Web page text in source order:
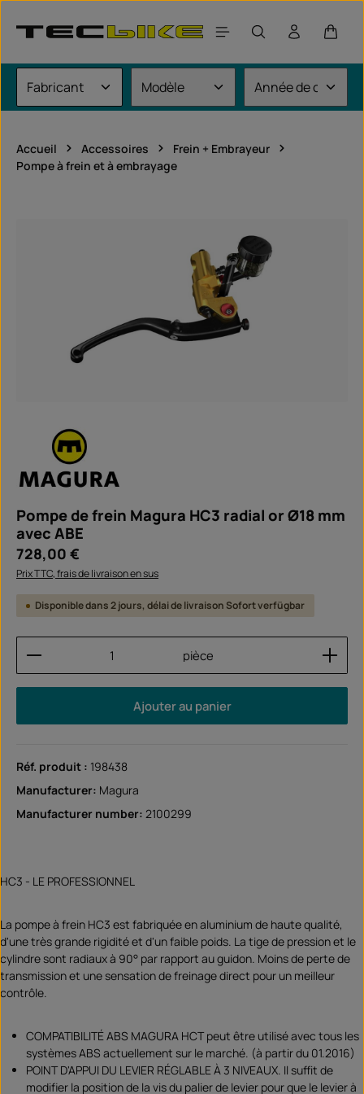
Le
Accueil Accessoires
Frein + Embrayeur
Pompe à frein et à embrayage
Pompe de frein Magura HC3 radial or Ø18 mm
avec ABE
Prix régulier :
728,00 €
Prix TTC, frais de livraison en sus
Disponible dans 2 jours, délai de livraison Sofort verfügbar
Quantité de produit : Entrez la quantité
pièce
Ajouter au panier
Réf. produit : 198438
Manufacturer: Magura
Manufacturer number: 2100299
HC3 - LE PROFESSIONNEL
La pompe à frein HC3 est fabriquée en aluminium de haute qualité,
d'une très grande rigidité et d'un faible poids. La tige de pression et le
cylindre sont radiaux à 90° par rapport au guidon. Moins de perte de
transmission et une sensation de freinage direct pour un meilleur
contrôle.
COMPATIBILITÉ ABS MAGURA HCT peut être utilisé avec tous les
systèmes ABS actuellement sur le marché. (à partir du 01.2016)
POINT D'APPUI DU LEVIER RÉGLABLE À 3 NIVEAUX. Il suffit de
modifier la position de la vis du palier de levier pour que le levier à